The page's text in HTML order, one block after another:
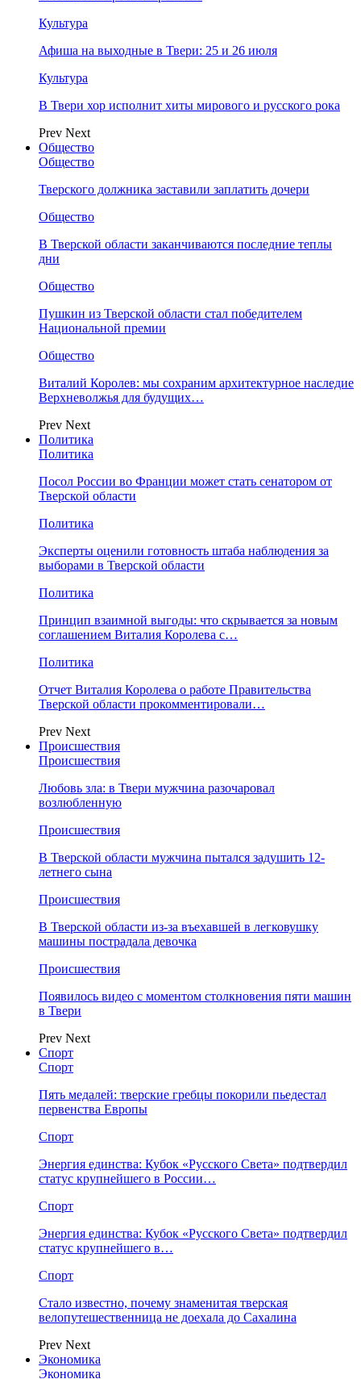
Культура
Афиша на выходные в Твери: 25 и 26 июля
Культура
В Твери хор исполнит хиты мирового и русского рока
Prev Next
Общество
Общество
Тверского должника заставили заплатить дочери
Общество
В Тверской области заканчиваются последние теплы
дни
Общество
Пушкин из Тверской области стал победителем
Национальной премии
Общество
Виталий Королев: мы сохраним архитектурное наследие
Верхневолжья для будущих…
Prev Next
Политика
Политика
Посол России во Франции может стать сенатором от
Тверской области
Политика
Эксперты оценили готовность штаба наблюдения за
выборами в Тверской области
Политика
Принцип взаимной выгоды: что скрывается за новым
соглашением Виталия Королева с…
Политика
Отчет Виталия Королева о работе Правительства
Тверской области прокомментировали…
Prev Next
Происшествия
Происшествия
Любовь зла: в Твери мужчина разочаровал
возлюбленную
Происшествия
В Тверской области мужчина пытался задушить 12-
летнего сына
Происшествия
В Тверской области из-за въехавшей в легковушку
машины пострадала девочка
Происшествия
Появилось видео с моментом столкновения пяти машин
в Твери
Prev Next
Спорт
Спорт
Пять медалей: тверские гребцы покорили пьедестал
первенства Европы
Спорт
Энергия единства: Кубок «Русского Света» подтвердил
статус крупнейшего в России…
Спорт
Энергия единства: Кубок «Русского Света» подтвердил
статус крупнейшего в…
Спорт
Стало известно, почему знаменитая тверская
велопутешественница не доехала до Сахалина
Prev Next
Экономика
Экономика